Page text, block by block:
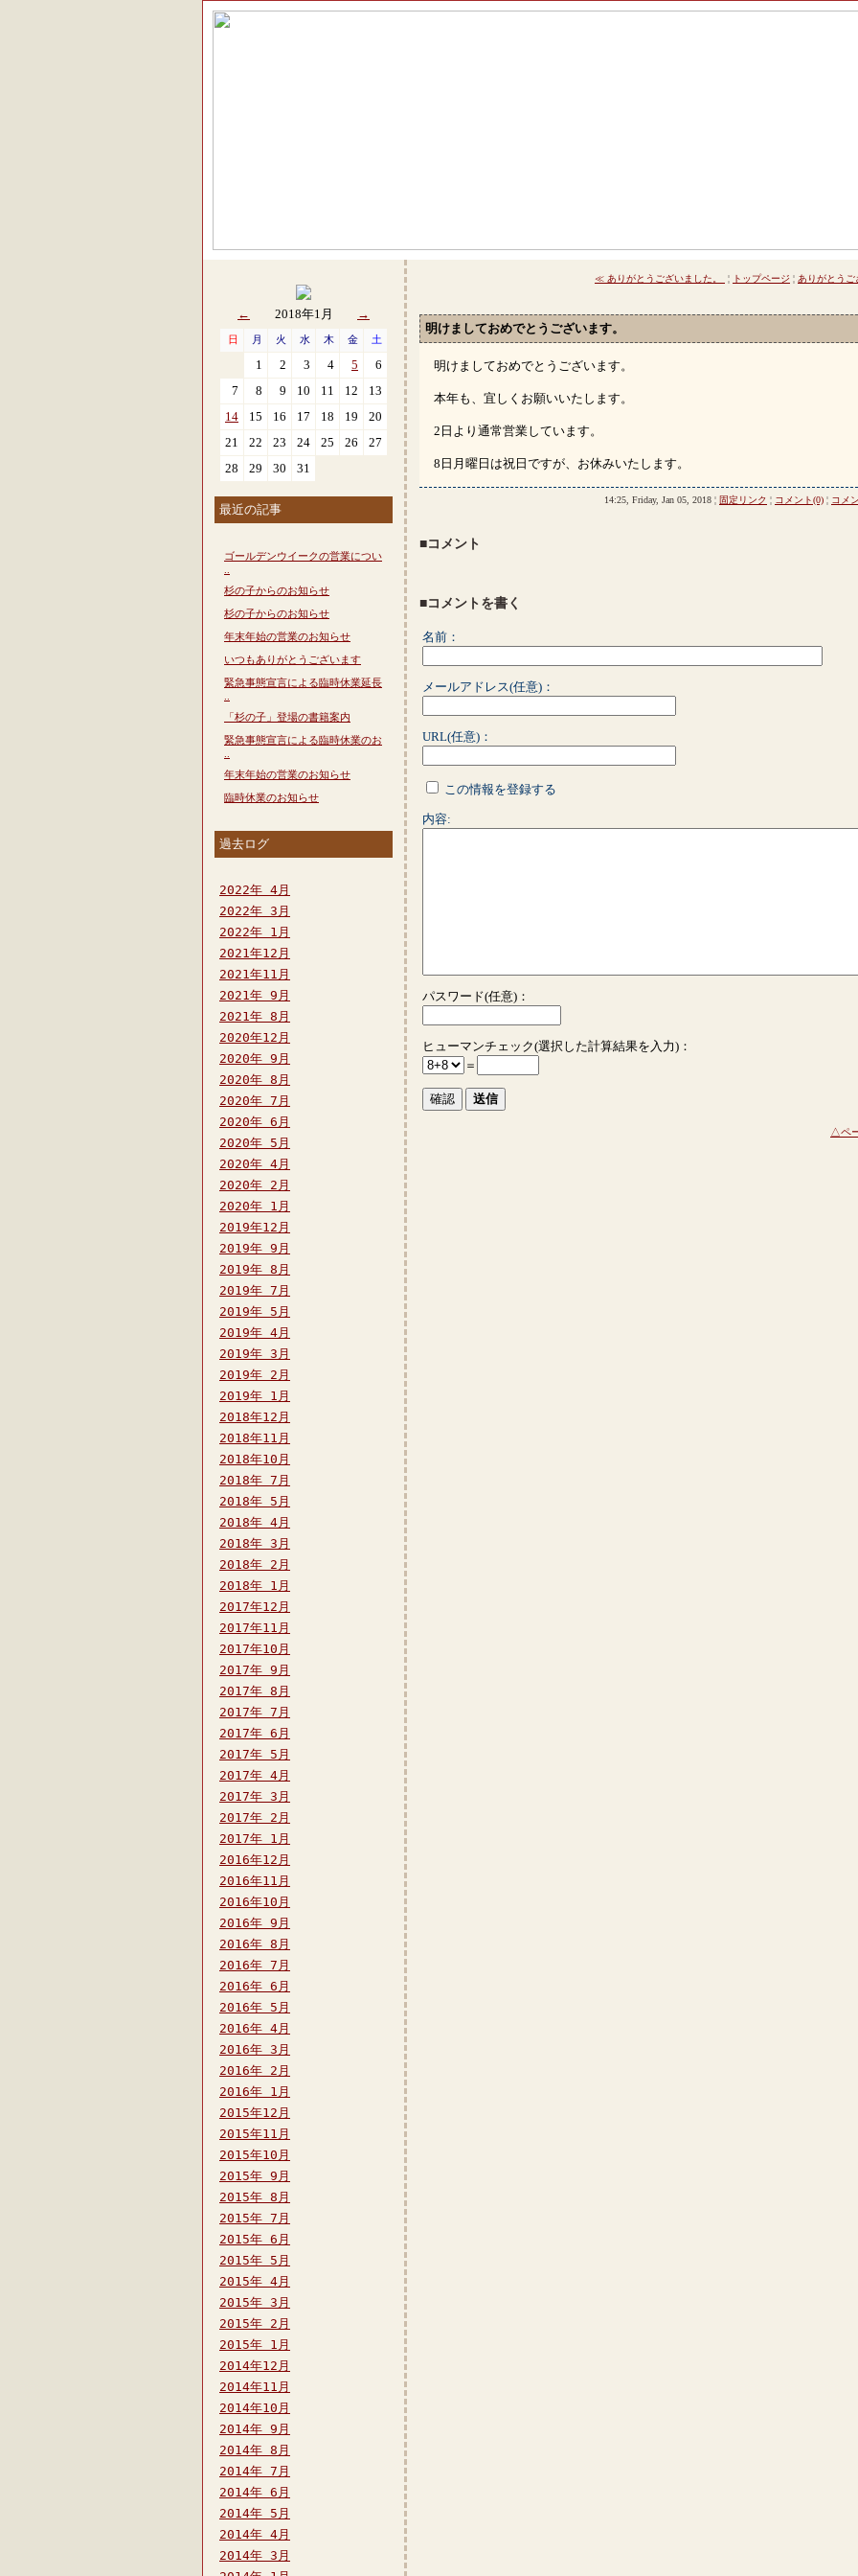
← 2018年1月 →
日 月 火 水 木 金 土
1 2 3 4 5
6
7
8 9 10 11 12
13
14
15 16 17 18 19
20
21
22 23 24 25 26
27
28
29 30 31
最近の記事
ゴールデンウイークの営業につい
杉の子からのお知らせ
杉の子からのお知らせ
年末年始の営業のお知らせ
いつもありがとうございます
緊急事態宣言による臨時休業延長
「杉の子」登場の書籍案内
緊急事態宣言による臨時休業のお
年末年始の営業のお知らせ
臨時休業のお知らせ
過去ログ
2022年 4月
2022年 3月
2022年 1月
2021年12月
2021年11月
2021年 9月
2021年 8月
2020年12月
2020年 9月
2020年 8月
2020年 7月
2020年 6月
2020年 5月
2020年 4月
2020年 2月
2020年 1月
2019年12月
2019年 9月
2019年 8月
2019年 7月
2019年 5月
2019年 4月
2019年 3月
2019年 2月
2019年 1月
2018年12月
2018年11月
2018年10月
2018年 7月
2018年 5月
2018年 4月
2018年 3月
2018年 2月
2018年 1月
2017年12月
2017年11月
2017年10月
2017年 9月
2017年 8月
2017年 7月
2017年 6月
2017年 5月
2017年 4月
2017年 3月
2017年 2月
2017年 1月
2016年12月
2016年11月
2016年10月
2016年 9月
2016年 8月
2016年 7月
2016年 6月
2016年 5月
2016年 4月
2016年 3月
2016年 2月
2016年 1月
2015年12月
2015年11月
2015年10月
2015年 9月
2015年 8月
2015年 7月
2015年 6月
2015年 5月
2015年 4月
2015年 3月
2015年 2月
2015年 1月
2014年12月
2014年11月
2014年10月
2014年 9月
2014年 8月
2014年 7月
2014年 6月
2014年 5月
2014年 4月
2014年 3月
≪ ありがとうございました。 ¦ トップページ ¦ ありがとう
明けましておめでとうございます。
明けましておめでとうございます。
本年も、宜しくお願いいたします。
2日より通常営業しています。
8日月曜日は祝日ですが、お休みいたします。
14:25, Friday, Jan 05, 2018 ¦ 固定リンク ¦ コメント(0) ¦ コメ
■コメント
■コメントを書く
名前：
メールアドレス(任意)：
URL(任意)：
この情報を登録する
内容:
パスワード(任意)：
ヒューマンチェック(選択した計算結果を入力)：
＝
△ペ